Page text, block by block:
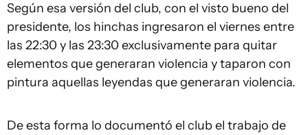
Según esa versión del club, con el visto bueno del
presidente, los hinchas ingresaron el viernes entre
las 22:30 y las 23:30 exclusivamente para quitar
elementos que generaran violencia y taparon con
pintura aquellas leyendas que generaran violencia.
De esta forma lo documentó el club el trabajo de